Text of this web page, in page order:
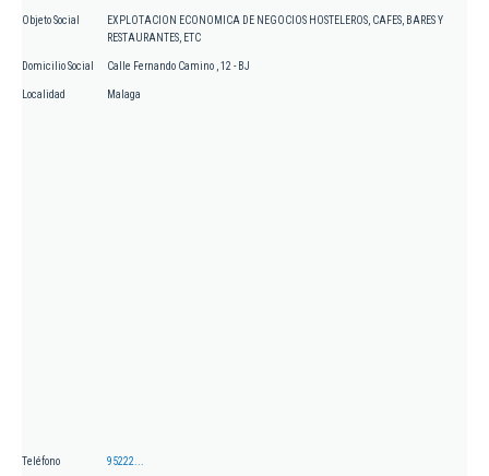
Objeto Social
EXPLOTACION ECONOMICA DE NEGOCIOS HOSTELEROS, CAFES, BARES Y
RESTAURANTES, ETC
Domicilio Social Calle Fernando Camino , 12 - BJ
Localidad Malaga
Teléfono 95222...